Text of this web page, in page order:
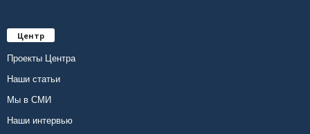
Центр
Проекты Центра
Наши статьи
Мы в СМИ
Наши интервью